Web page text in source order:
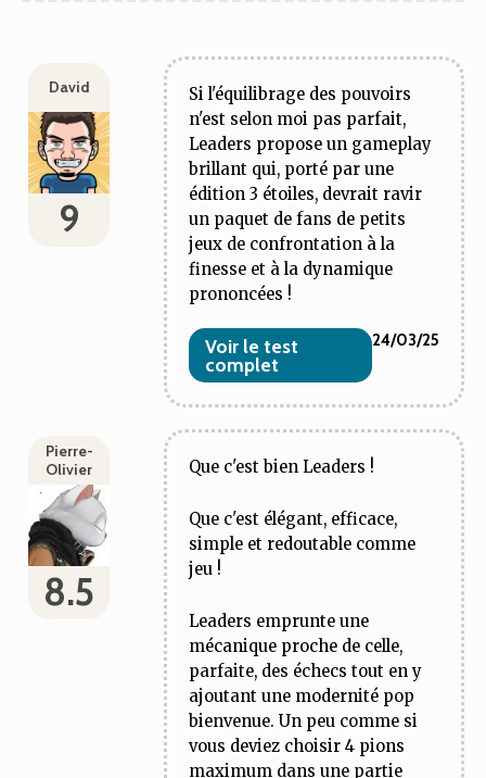
David
9
Si l'équilibrage des pouvoirs
n'est selon moi pas parfait,
Leaders propose un gameplay
brillant qui, porté par une
édition 3 étoiles, devrait ravir
un paquet de fans de petits
jeux de confrontation à la
finesse et à la dynamique
prononcées !
Voir le test
complet
24/03/25
Pierre-
Olivier
8.5
Que c'est bienLeaders !
Que c'est élégant, efficace,
simple et redoutable comme
jeu !
Leaders emprunte une
mécanique proche de celle,
parfaite, des échecs tout en y
ajoutant une modernité pop
bienvenue. Un peu comme si
vous deviez choisir 4 pions
maximum dans une partie